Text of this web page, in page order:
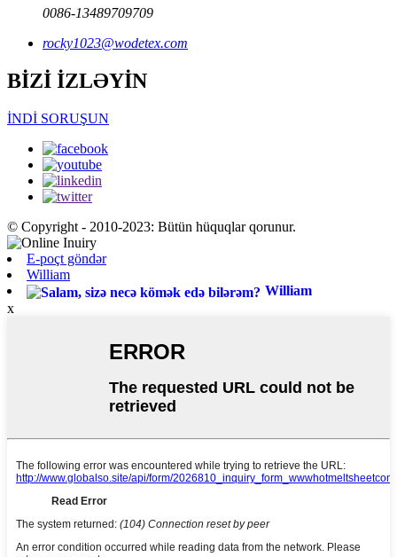
0086-13489709709
rocky1023@wodetex.com
BİZİ İZLƏYİN
İNDİ SORUŞUN
© Copyright - 2010-2023: Bütün hüquqlar qorunur.
E-poçt göndər
William
William
x